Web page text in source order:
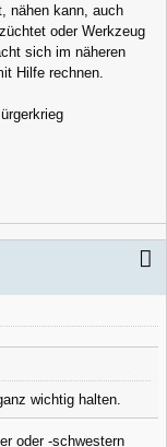
nähen kann, auch
oder Werkzeug
sich im näheren
Hilfe rechnen.
wichtig halten.
oder -schwestern